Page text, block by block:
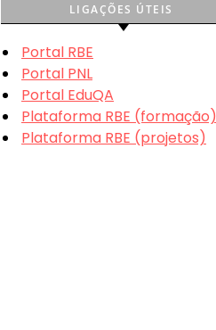
LIGAÇÕES ÚTEIS
Portal RBE
Portal PNL
Portal EduQA
Plataforma RBE (formação)
Plataforma RBE (projetos)